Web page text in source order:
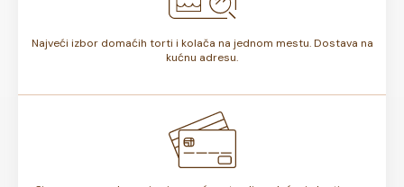
Najveći izbor domaćih torti i kolača na jednom mestu. Dostava na
kućnu adresu.